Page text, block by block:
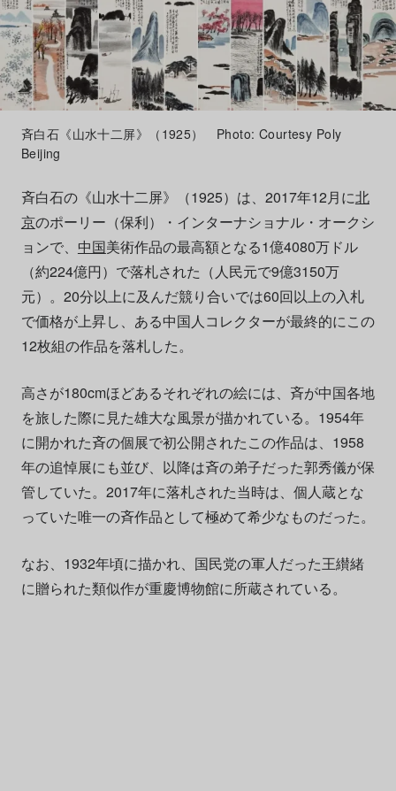
斉白石《山水十二屏》（1925） Photo: Courtesy Poly
Beijing
斉白石の《山水十二屏》（1925）は、2017年12月に北
京のポーリー（保利）・インターナショナル・オークシ
ョンで、 中国美術作品の最高額となる1億4080万ドル
（約224億円）で落札された（人民元で9億3150万
元）。20分以上に及んだ競り合いでは60回以上の入札
で価格が上昇し、ある中国人コレクターが最終的にこの
12枚組の作品を落札した。
高さが180cmほどあるそれぞれの絵には、斉が中国各地
を旅した際に見た雄大な風景が描かれている。1954年
に開かれた斉の個展で初公開されたこの作品は、1958
年の追悼展にも並び、以降は斉の弟子だった郭秀儀が保
管していた。2017年に落札された当時は、個人蔵とな
っていた唯一の斉作品として極めて希少なものだった。
なお、1932年頃に描かれ、国民党の軍人だった王纉緒
に贈られた類似作が重慶博物館に所蔵されている。